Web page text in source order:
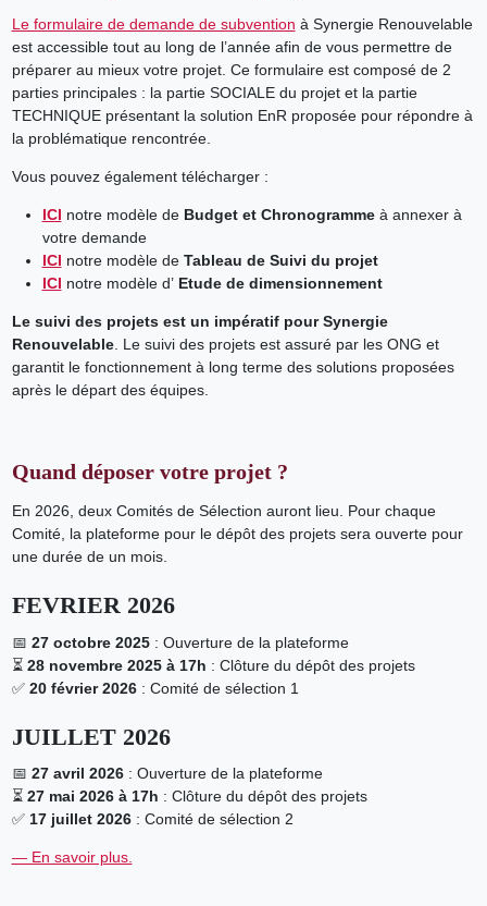
Le formulaire de demande de subvention à Synergie Renouvelable
est accessible tout au long de l’année afin de vous permettre de
préparer au mieux votre projet. Ce formulaire est composé de 2
parties principales : la partie SOCIALE du projet et la partie
TECHNIQUE présentant la solution EnR proposée pour répondre à
la problématique rencontrée.
Vous pouvez également télécharger :
ICI notre modèle de Budget et Chronogrammeà annexer à
votre demande
ICI notre modèle de Tableau de Suivi du projet
ICI notre modèle d’ Etude de dimensionnement
Le suivi des projets est un impératif pour Synergie
Renouvelable. Le suivi des projets est assuré par les ONG et
garantit le fonctionnement à long terme des solutions proposées
après le départ des équipes.
Quand déposer votre projet ?
En 2026, deux Comités de Sélection auront lieu. Pour chaque
Comité, la plateforme pour le dépôt des projets sera ouverte pour
une durée de un mois.
FEVRIER 2026
📅 27 octobre 2025: Ouverture de la plateforme
⏳ 28 novembre 2025 à 17h : Clôture du dépôt des projets
✅ 20 février 2026: Comité de sélection 1
JUILLET 2026
📅 27 avril 2026: Ouverture de la plateforme
⏳ 27 mai 2026 à 17h : Clôture du dépôt des projets
✅ 17 juillet 2026: Comité de sélection 2
— En savoir plus.